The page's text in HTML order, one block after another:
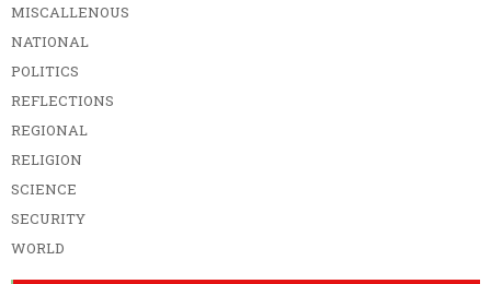
MISCALLENOUS
NATIONAL
POLITICS
REFLECTIONS
REGIONAL
RELIGION
SCIENCE
SECURITY
WORLD